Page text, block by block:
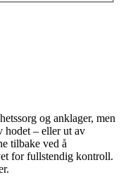
og anklager, men
hodet – eller ut av
tilbake ved å
for fullstendig kontroll.